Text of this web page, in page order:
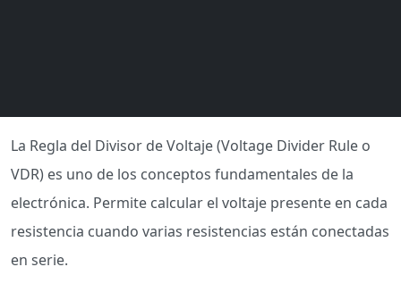
La Regla del Divisor de Voltaje (Voltage Divider Rule o
VDR) es uno de los conceptos fundamentales de la
electrónica. Permite calcular el voltaje presente en cada
resistencia cuando varias resistencias están conectadas
en serie.